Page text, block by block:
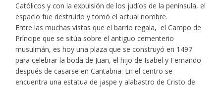
Católicos y con la expulsión de los judíos de la península, el
espacio fue destruido y tomó el actual nombre.
Entre las muchas vistas que el barrio regala, el Campo de
Príncipe que se sitúa sobre el antiguo cementerio
musulmán, es hoy una plaza que se construyó en 1497
para celebrar la boda de Juan, el hijo de Isabel y Fernando
después de casarse en Cantabria. En el centro se
encuentra una estatua de jaspe y alabastro de Cristo de